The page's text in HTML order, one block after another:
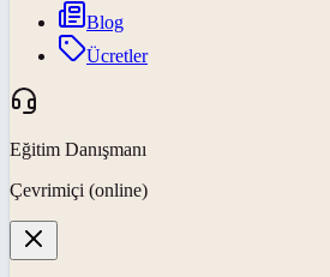
Blog
Ücretler
Eğitim Danışmanı
Çevrimiçi (online)